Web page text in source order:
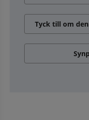
Tyck till om